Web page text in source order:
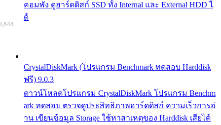
คอมพัง ดูฮาร์ดดิสก์ SSD ทั้ง Internal และ External HDD ไ
ด้
CrystalDiskMark (โปรแกรม Benchmark ทดสอบ Harddisk
ฟรี) 9.0.3
ดาวน์โหลดโปรแกรม CrystalDiskMark โปรแกรม Benchm
ark ทดสอบ ตรวจดูประสิทธิภาพฮาร์ดดิสก์ ความเร็วการอ่
าน เขียนข้อมูล Storage ใช้หาสาเหตุของ Harddisk เสียได้